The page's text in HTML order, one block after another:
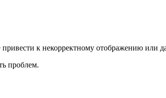
к некорректному отображению или
проблем.